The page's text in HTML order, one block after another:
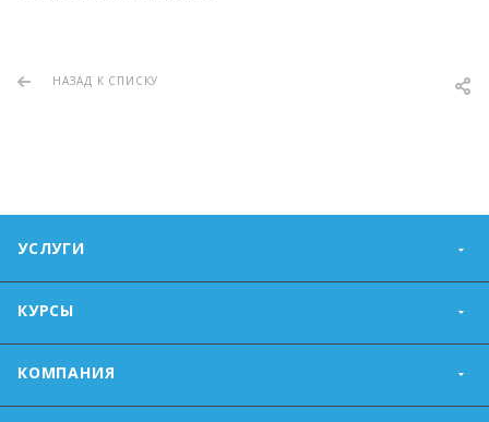
НАЗАД К СПИСКУ
УСЛУГИ
КУРСЫ
КОМПАНИЯ